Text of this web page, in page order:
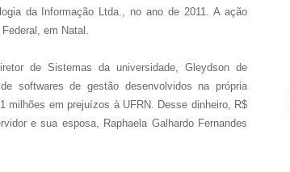
da Informação Ltda., no ano de 2011. A ação
em Natal.
de Sistemas da universidade, Gleydson de
softwares de gestão desenvolvidos na própria
milhões em prejuízos à UFRN. Desse dinheiro, R$
e sua esposa, Raphaela Galhardo Fernandes